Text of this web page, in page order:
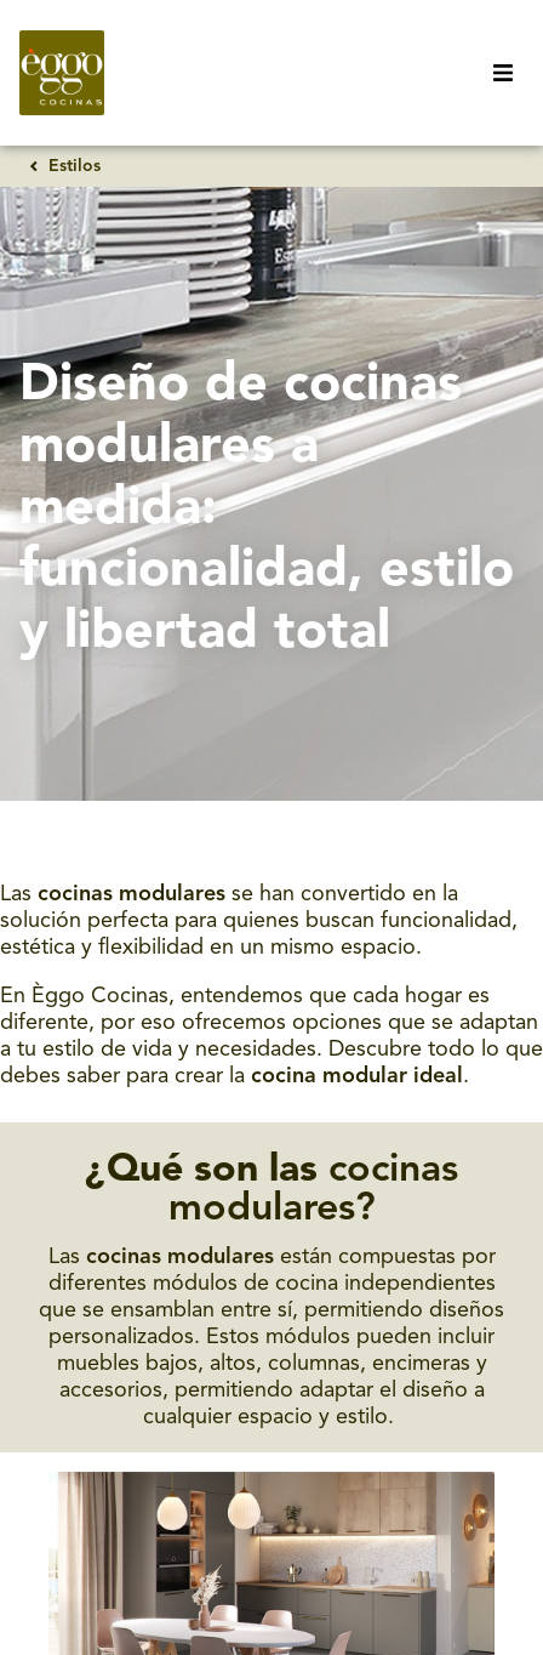
Estilos
Diseño de cocinas
modulares a
medida:
funcionalidad, estilo
y libertad total
Las cocinas modulares se han convertido en la
solución perfecta para quienes buscan funcionalidad,
estética y flexibilidad en un mismo espacio.
En Èggo Cocinas, entendemos que cada hogar es
diferente, por eso ofrecemos opciones que se adaptan
a tu estilo de vida y necesidades. Descubre todo lo que
debes saber para crear la cocina modular ideal .
¿Qué son las cocinas
modulares?
Las cocinas modularesestán compuestas por
diferentes módulos de cocina independientes
que se ensamblan entre sí, permitiendo diseños
personalizados. Estos módulos pueden incluir
muebles bajos, altos, columnas, encimeras y
accesorios, permitiendo adaptar el diseño a
cualquier espacio y estilo.